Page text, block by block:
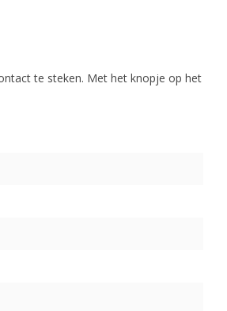
te steken. Met het knopje op het